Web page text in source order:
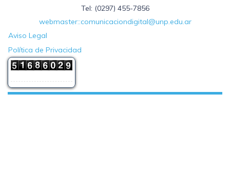
Tel: (0297) 455-7856
webmaster::comunicaciondigital@unp.edu.ar
Aviso Legal
Política de Privacidad